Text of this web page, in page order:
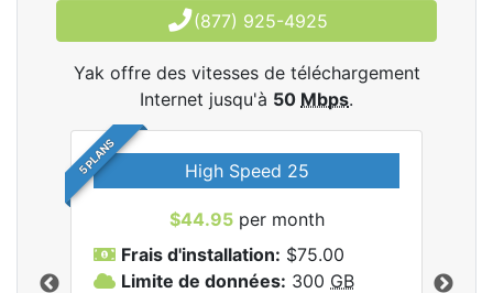
(877) 925-4925
Yak offre des vitesses de téléchargement
Internet jusqu'à 50 Mbps.
5 PLANS High Speed 25
$44.95per month
Frais d'installation: $75.00
Limite de données: 300 GB